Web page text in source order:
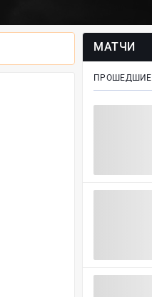
МАТЧИ
ПРОШЕДШИЕ